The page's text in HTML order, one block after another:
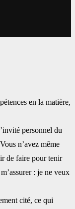
en la matière,
personnel du
n’avez même
de faire pour tenir
: je ne veux
cité, ce qui